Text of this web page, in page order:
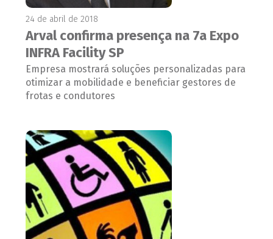
24 de abril de 2018
Arval confirma presença na 7a Expo
INFRA Facility SP
Empresa mostrará soluções personalizadas para
otimizar a mobilidade e beneficiar gestores de
frotas e condutores